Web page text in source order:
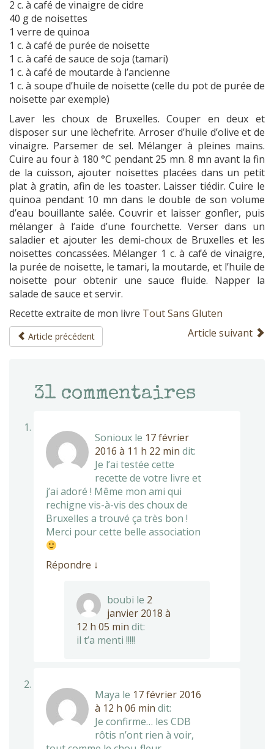
2 c. à café de vinaigre de cidre
40 g de noisettes
1 verre de quinoa
1 c. à café de purée de noisette
1 c. à café de sauce de soja (tamari)
1 c. à café de moutarde à l’ancienne
1 c. à soupe d’huile de noisette (celle du pot de purée de
noisette par exemple)
Laver les choux de Bruxelles. Couper en deux et
disposer sur une lèchefrite. Arroser d’huile d’olive et de
vinaigre. Parsemer de sel. Mélanger à pleines mains.
Cuire au four à 180 °C pendant 25 mn. 8 mn avant la fin
de la cuisson, ajouter noisettes placées dans un petit
plat à gratin, afin de les toaster. Laisser tiédir. Cuire le
quinoa pendant 10 mn dans le double de son volume
d’eau bouillante salée. Couvrir et laisser gonfler, puis
mélanger à l’aide d’une fourchette. Verser dans un
saladier et ajouter les demi-choux de Bruxelles et les
noisettes concassées. Mélanger 1 c. à café de vinaigre,
la purée de noisette, le tamari, la moutarde, et l’huile de
noisette pour obtenir une sauce fluide. Napper la
salade de sauce et servir.
Recette extraite de mon livre Tout Sans Gluten
Article précédent Article suivant
31 commentaires
Sonioux le 17 février
2016 à 11 h 22 min dit:
Je l’ai testée cette
recette de votre livre et
j’ai adoré ! Même mon ami qui
rechigne vis-à-vis des choux de
Bruxelles a trouvé ça très bon !
Merci pour cette belle association
Répondre ↓
boubi le 2
janvier 2018 à
12 h 05 min dit:
il t’a menti !!!!!
Maya le 17 février 2016
à 12 h 06 min dit:
Je confirme… les CDB
rôtis n’ont rien à voir,